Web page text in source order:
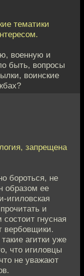
тематики
военную и
быть, вопросы
воинские
запрещена
бороться, не
образом ее
игиловская
и
гнусная
вербовщики.
агитки уже
что игиловцы
не уважают